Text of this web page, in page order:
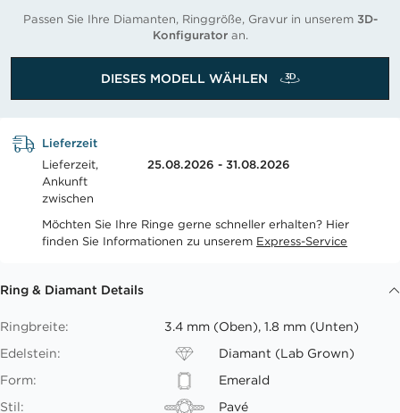
Passen Sie Ihre Diamanten, Ringgröße, Gravur in unserem 3D-
Konfiguratoran.
DIESES MODELL WÄHLEN
Lieferzeit
Lieferzeit,
Ankunft
zwischen
25.08.2026 - 31.08.2026
Möchten Sie Ihre Ringe gerne schneller erhalten? Hier
finden Sie Informationen zu unserem Express-Service
Ring & Diamant Details
Ringbreite:
3.4 mm (Oben), 1.8 mm (Unten)
Edelstein:
Diamant (Lab Grown)
Form:
Emerald
Stil:
Pavé